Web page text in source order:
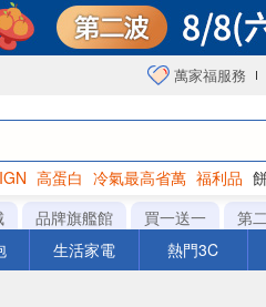
萬家福服務
高蛋白 冷氣最高省萬 福利品
海苔
品牌旗艦館 買一送一 第
生活家電 熱門3C